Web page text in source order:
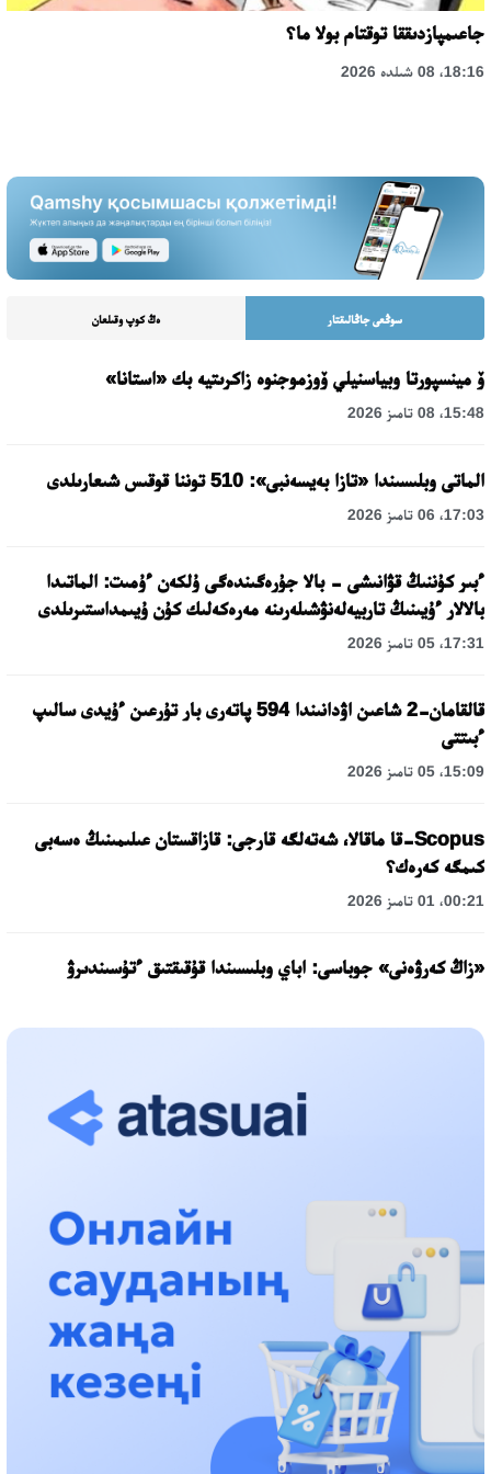
جاعىمپازدىققا توقتام بولا ما؟
18:16، 08 شىلدە 2026
سوڭعى جاڭالىقتار ەڭ كوپ وقىلعان
ۆ مينسپورتا وبياسنيلي ۆوزموجنوە زاكرىتيە بك «استانا»
15:48، 08 تامىز 2026
الماتى وبلىسىندا «تازا بەيسەنبى»: 510 توننا قوقىس شىعارىلدى
17:03، 06 تامىز 2026
ءبىر كۇننىڭ قۋانىشى - بالا جۇرەگىندەگى ۇلكەن ءۇمىت: الماتىدا
بالالار ءۇيىنىڭ تاربيەلەنۋشىلەرىنە مەرەكەلىك كۇن ۇيىمداستىرىلدى
17:31، 05 تامىز 2026
قالقامان-2 شاعىن اۋدانىندا 594 پاتەرى بار تۇرعىن ءۇيدى سالىپ
ءبىتتى
15:09، 05 تامىز 2026
Scopus-قا ماقالا، شەتەلگە قارجى: قازاقستان عىلىمىنىڭ ەسەبى
كىمگە كەرەك؟
00:21، 01 تامىز 2026
«زاڭ كەرۋەنى» جوباسى: اباي وبلىسىندا قۇقىقتىق ءتۇسىندىرۋ
17:31، 31 شىلدە 2026
حالىقارالىق «فورمۋلا-1 H2O» جارىسىن قونايەۆ قالاسىندا وتكىزۋ
اسحات اسىلبەكوۆ: كۇشتى بيلىككە كۇشتى تۇلعالار كەرەك!
12:01، 28 شىلدە 2026
ابزال دوستيار: دۋمان مۇحامەتكارىمدى الماتى تۇرمەسىنە اۋىستىرۋى
وسكەنباي قۇلاتاي ۇلى: رۋحانياتقا قىزمەت ەتكەن قالامگەر